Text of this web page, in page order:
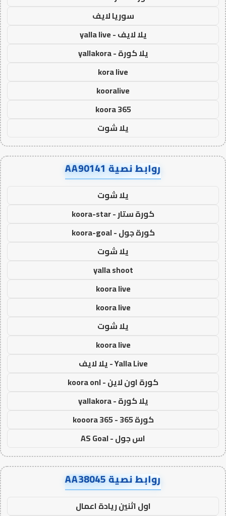
سوريا لايف
يلا لايف - yalla live
يلا كورة - yallakora
kora live
kooralive
koora 365
يلا شوت
روابط نصية AA90141
يلا شوت
كورة ستار - koora-star
كورة جول - koora-goal
يلا شوت
yalla shoot
koora live
koora live
يلا شوت
koora live
Yalla Live - يلا لايف
كورة اون لاين - koora onl
يلا كورة - yallakora
كورة 365 - kooora 365
اس جول - AS Goal
روابط نصية AA38045
اول اثنين ريادة اعمال